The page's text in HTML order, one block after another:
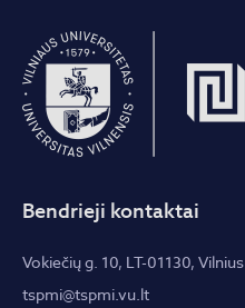
Bendrieji kontaktai
Vokiečių g. 10, LT-01130, Vilnius
tspmi@tspmi.vu.lt